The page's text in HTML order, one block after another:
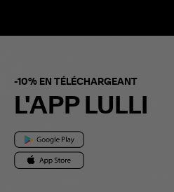
-10% EN TÉLÉCHARGEANT
L'APP LULLI